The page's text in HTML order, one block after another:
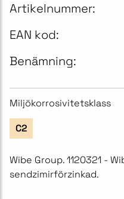
Artikelnummer:
EAN kod:
Benämning:
Miljökorrosivitetsklass
C2
Wibe Group. 1120321 -
sendzimirförzinkad.